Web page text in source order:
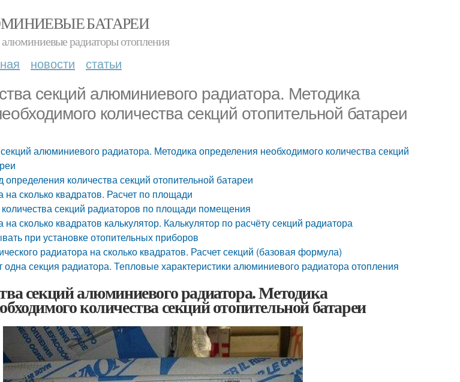
БАТАРЕИ
алюминиевые радиаторы отопления
новости статьи
секций алюминиевого радиатора. Методика
количества секций отопительной батареи
алюминиевого радиатора. Методика определения необходимого количества секций
количества секций отопительной батареи
на сколько квадратов. Расчет по площади
секций радиаторов по площади помещения
на сколько квадратов калькулятор. Калькулятор по расчёту секций радиатора
при установке отопительных приборов
радиатора на сколько квадратов. Расчет секций (базовая формула)
одна секция радиатора. Тепловые характеристики алюминиевого радиатора отопления
секций алюминиевого радиатора. Методика
количества секций отопительной батареи